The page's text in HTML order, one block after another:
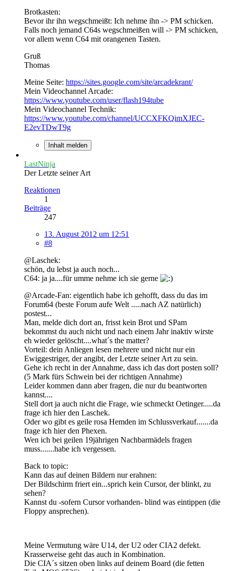
Brotkasten:
Bevor ihr ihn wegschmeißt: Ich nehme ihn -> PM schicken.
Falls noch jemand C64s wegschmeißen will -> PM schicken,
vor allem wenn C64 mit orangenen Tasten.
Gruß
Thomas
Meine Seite: https://sites.google.com/site/arcadekrant/
Mein Videochannel Arcade:
https://www.youtube.com/user/flash194tube
Mein Videochannel Technik:
https://www.youtube.com/channel/UCCXFKQimXJEC-
E2evTDwT9g
Inhalt melden
LastNinja
Der Letzte seiner Art
Reaktionen
1
Beiträge
247
13. August 2012 um 12:51
#8
@Laschek:
schön, du lebst ja auch noch...
C64: ja ja....für umme nehme ich sie gerne
@Arcade-Fan: eigentlich habe ich gehofft, dass du das im
Forum64 (beste Forum aufe Welt .....nach AZ natürlich)
postest...
Man, melde dich dort an, frisst kein Brot und SPam
bekommst du auch nicht und nach einem Jahr inaktiv wirste
eh wieder gelöscht....what´s the matter?
Vorteil: dein Anliegen lesen mehrere und nicht nur ein
Ewiggestriger, der angibt, der Letzte seiner Art zu sein.
Gehe ich recht in der Annahme, dass ich das dort posten soll?
(5 Mark fürs Schwein bei der richtigen Annahme)
Leider kommen dann aber fragen, die nur du beantworten
kannst....
Stell dort ja auch nicht die Frage, wie schmeckt Oetinger.....da
frage ich hier den Laschek.
Oder wo gibt es geile rosa Hemden im Schlussverkauf.......da
frage ich hier den Phexen.
Wen ich bei geilen 19jährigen Nachbarmädels fragen
muss.......habe ich vergessen.
Back to topic:
Kann das auf deinen Bildern nur erahnen:
Der Bildschirm friert ein...sprich kein Cursor, der blinkt, zu
sehen?
Kannst du -sofern Cursor vorhanden- blind was eintippen (die
Floppy ansprechen).
Meine Vermutung wäre U14, der U2 oder CIA2 defekt.
Krasserweise geht das auch in Kombination.
Die CIA´s sitzen oben links auf deinem Board (die fetten